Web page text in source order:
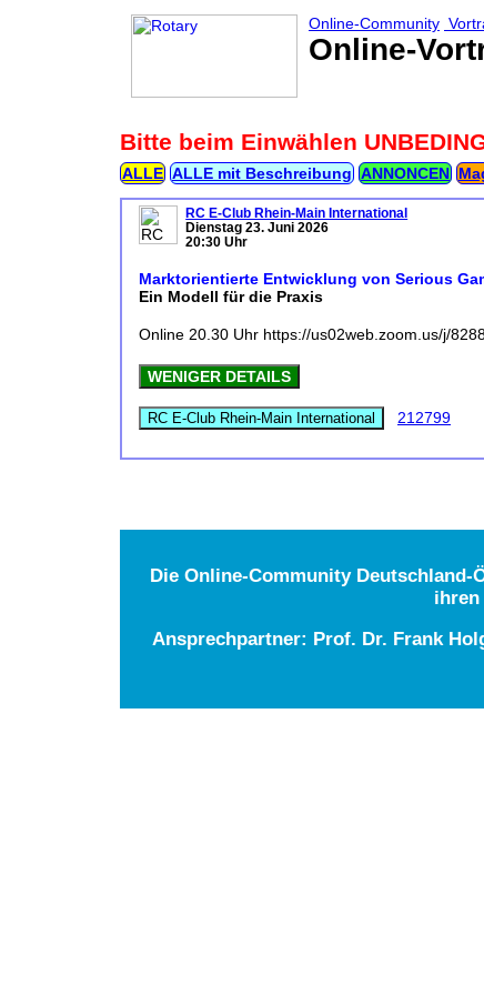
Online-Community
Online-
Bitte beim Einwählen
ALLE ALLE mit Beschreibung ANNONCEN
RC E-Club Rhein-Main International
Dienstag 23. Juni 2026
20:30 Uhr
Marktorientierte Entwicklung von Serious
Ein Modell für die Praxis
Online 20.30 Uhr https://us02web.zoom.us/j/
WENIGER DETAILS
RC E-Club Rhein-Main International 212799
Die Online-Community
ihren
Ansprechpartner: Prof. Dr. Frank